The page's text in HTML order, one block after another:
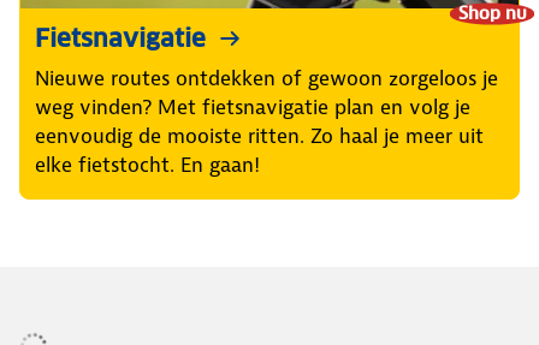
Shop nu
Fietsnavigatie
Nieuwe routes ontdekken of gewoon zorgeloos je
weg vinden? Met fietsnavigatie plan en volg je
eenvoudig de mooiste ritten. Zo haal je meer uit
elke fietstocht. En gaan!